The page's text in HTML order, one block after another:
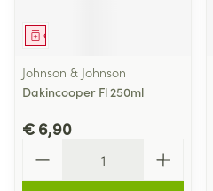
Geneesmiddel
Johnson & Johnson
Dakincooper Fl 250ml
€ 6,90